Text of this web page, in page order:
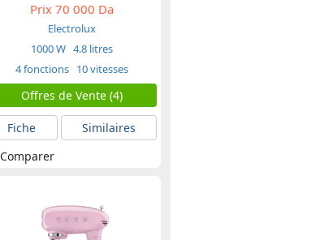
Prix70 000 Da
Electrolux
1000 W 4.8 litres
4 fonctions 10 vitesses
Offres de Vente (4)
Fiche
Similaires
Comparer